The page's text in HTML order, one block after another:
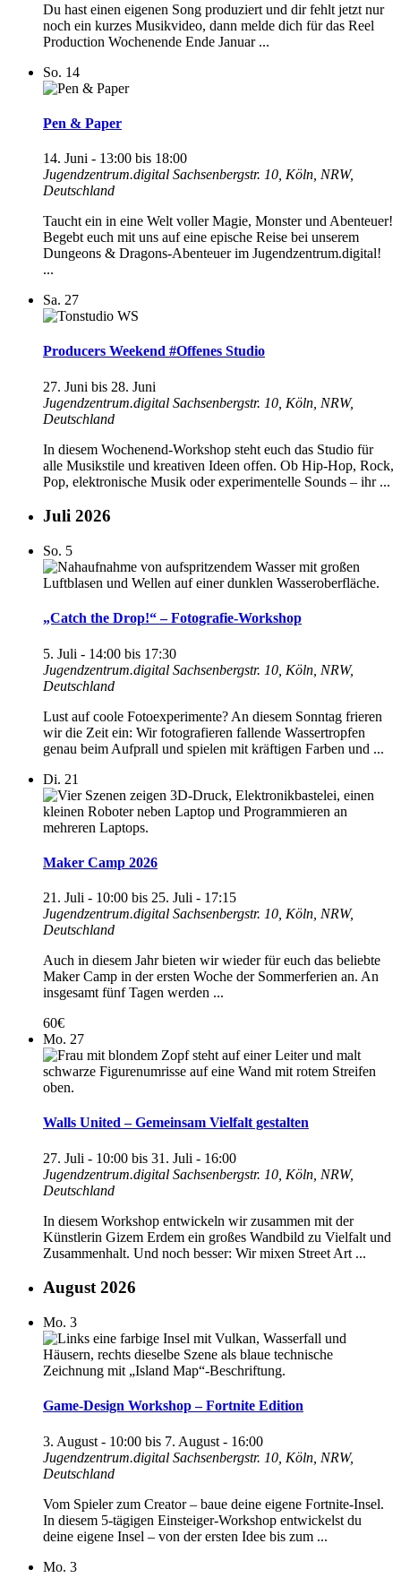
Du hast einen eigenen Song produziert und dir fehlt jetzt nur
noch ein kurzes Musikvideo, dann melde dich für das Reel
Production Wochenende Ende Januar ...
So. 14
Pen & Paper
14. Juni - 13:00 bis 18:00
Jugendzentrum.digital Sachsenbergstr. 10, Köln, NRW,
Deutschland
Taucht ein in eine Welt voller Magie, Monster und Abenteuer!
Begebt euch mit uns auf eine epische Reise bei unserem
Dungeons & Dragons-Abenteuer im Jugendzentrum.digital!
...
Sa. 27
Producers Weekend #Offenes Studio
27. Juni bis 28. Juni
Jugendzentrum.digital Sachsenbergstr. 10, Köln, NRW,
Deutschland
In diesem Wochenend-Workshop steht euch das Studio für
alle Musikstile und kreativen Ideen offen. Ob Hip-Hop, Rock,
Pop, elektronische Musik oder experimentelle Sounds – ihr ...
Juli 2026
So. 5
„Catch the Drop!“ – Fotografie-Workshop
5. Juli - 14:00 bis 17:30
Jugendzentrum.digital Sachsenbergstr. 10, Köln, NRW,
Deutschland
Lust auf coole Fotoexperimente? An diesem Sonntag frieren
wir die Zeit ein: Wir fotografieren fallende Wassertropfen
genau beim Aufprall und spielen mit kräftigen Farben und ...
Di. 21
Maker Camp 2026
21. Juli - 10:00 bis 25. Juli - 17:15
Jugendzentrum.digital Sachsenbergstr. 10, Köln, NRW,
Deutschland
Auch in diesem Jahr bieten wir wieder für euch das beliebte
Maker Camp in der ersten Woche der Sommerferien an. An
insgesamt fünf Tagen werden ...
60€
Mo. 27
Walls United – Gemeinsam Vielfalt gestalten
27. Juli - 10:00 bis 31. Juli - 16:00
Jugendzentrum.digital Sachsenbergstr. 10, Köln, NRW,
Deutschland
In diesem Workshop entwickeln wir zusammen mit der
Künstlerin Gizem Erdem ein großes Wandbild zu Vielfalt und
Zusammenhalt. Und noch besser: Wir mixen Street Art ...
August 2026
Mo. 3
Game-Design Workshop – Fortnite Edition
3. August - 10:00 bis 7. August - 16:00
Jugendzentrum.digital Sachsenbergstr. 10, Köln, NRW,
Deutschland
Vom Spieler zum Creator – baue deine eigene Fortnite-Insel.
In diesem 5-tägigen Einsteiger-Workshop entwickelst du
deine eigene Insel – von der ersten Idee bis zum ...
Mo. 3